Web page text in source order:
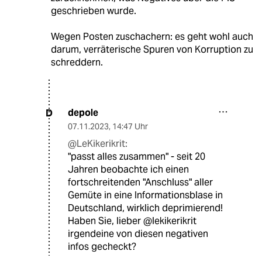
geschrieben wurde.
Wegen Posten zuschachern: es geht wohl auch
darum, verräterische Spuren von Korruption zu
schreddern.
D depole
07.11.2023, 14:47 Uhr
@LeKikerikrit:
"passt alles zusammen" - seit 20
Jahren beobachte ich einen
fortschreitenden "Anschluss" aller
Gemüte in eine Informationsblase in
Deutschland, wirklich deprimierend!
Haben Sie, lieber @lekikerikrit
irgendeine von diesen negativen
infos gecheckt?